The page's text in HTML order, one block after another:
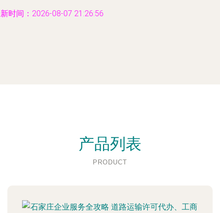
时间：2026-08-07 21:26:56
产品列表
PRODUCT